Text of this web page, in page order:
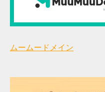
ムームードメイン